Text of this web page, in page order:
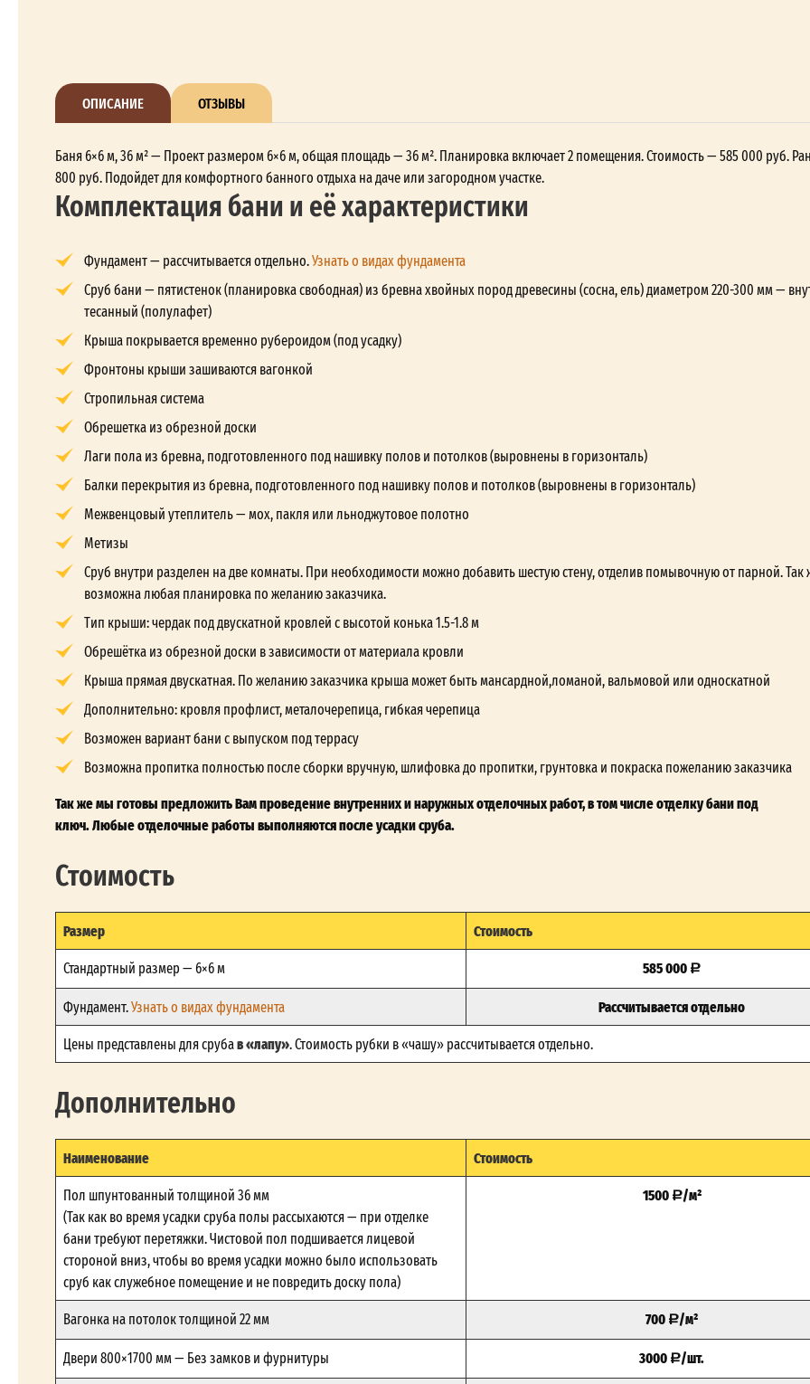
ОПИСАНИЕ ОТЗЫВЫ
Баня 6×6 м, 36 м² — Проект размером 6×6 м, общая площадь — 36 м². Планировка включает 2 помещения. Стоимость — 585 000 руб.
800 руб. Подойдет для комфортного банного отдыха на даче или загородном участке.
Комплектация бани и её характеристики
Фундамент — рассчитывается отдельно.Узнать о видах фундамента
Сруб бани — пятистенок (планировка свободная) из бревна хвойных пород древесины (сосна, ель) диаметром 220-300 мм —
тесанный (полулафет)
Крыша покрывается временно рубероидом (под усадку)
Фронтоны крыши зашиваются вагонкой
Стропильная система
Обрешетка из обрезной доски
Лаги пола из бревна, подготовленного под нашивку полов и потолков (выровнены в горизонталь)
Балки перекрытия из бревна, подготовленного под нашивку полов и потолков (выровнены в горизонталь)
Межвенцовый утеплитель — мох, пакля или льноджутовое полотно
Метизы
Сруб внутри разделен на две комнаты. При необходимости можно добавить шестую стену, отделив помывочную от парной. Так
возможна любая планировка по желанию заказчика.
Тип крыши: чердак под двускатной кровлей с высотой конька 1.5-1.8 м
Обрешётка из обрезной доски в зависимости от материала кровли
Крыша прямая двускатная. По желанию заказчика крыша может быть мансардной,ломаной, вальмовой или односкатной
Дополнительно: кровля профлист, металочерепица, гибкая черепица
Возможен вариант бани с выпуском под террасу
Возможна пропитка полностью после сборки вручную, шлифовка до пропитки, грунтовка и покраска пожеланию заказчика
Так же мы готовы предложить Вам проведение внутренних и наружных отделочных работ, в том числе отделку бани под
ключ. Любые отделочные работы выполняются после усадки сруба.
Стоимость
Размер Стоимость
Стандартный размер — 6×6 м 585 000
Фундамент.Узнать о видах фундамента Рассчитывается отдельно
Цены представлены для срубав «лапу». Стоимость рубки в «чашу» рассчитывается отдельно.
Дополнительно
Наименование Стоимость
Пол шпунтованный толщиной 36 мм
(Так как во время усадки сруба полы рассыхаются — при отделке
бани требуют перетяжки. Чистовой пол подшивается лицевой
стороной вниз, чтобы во время усадки можно было использовать
сруб как служебное помещение и не повредить доску пола)
1500 /м²
Вагонка на потолок толщиной 22 мм 700 /м²
Двери 800×1700 мм — Без замков и фурнитуры 3000 /шт.